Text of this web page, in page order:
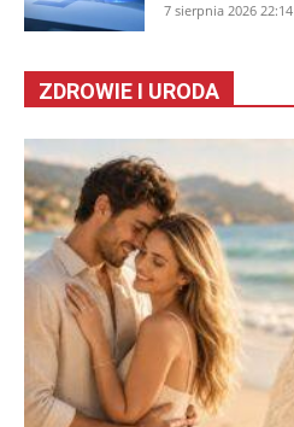
7 sierpnia 2026 22:14
ZDROWIE I URODA